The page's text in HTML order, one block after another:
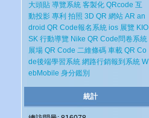
大頭貼 導覽系統 客製化 QRcode 互
動投影 專利 拍照 3D QR 網站 AR an
droid QR Code報名系統 ios 展覽 KIO
SK 行動導覽 Nike QR Code問卷系統
展場 QR Code 二維條碼 車載 QR Co
de後端學習系統 網路行銷報到系統 W
ebMobile 身分鑑別
統計